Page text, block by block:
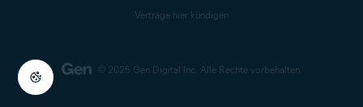
© 2025 Gen Digital Inc. Alle Rechte vorbehalten.
Verträge hier kündigen